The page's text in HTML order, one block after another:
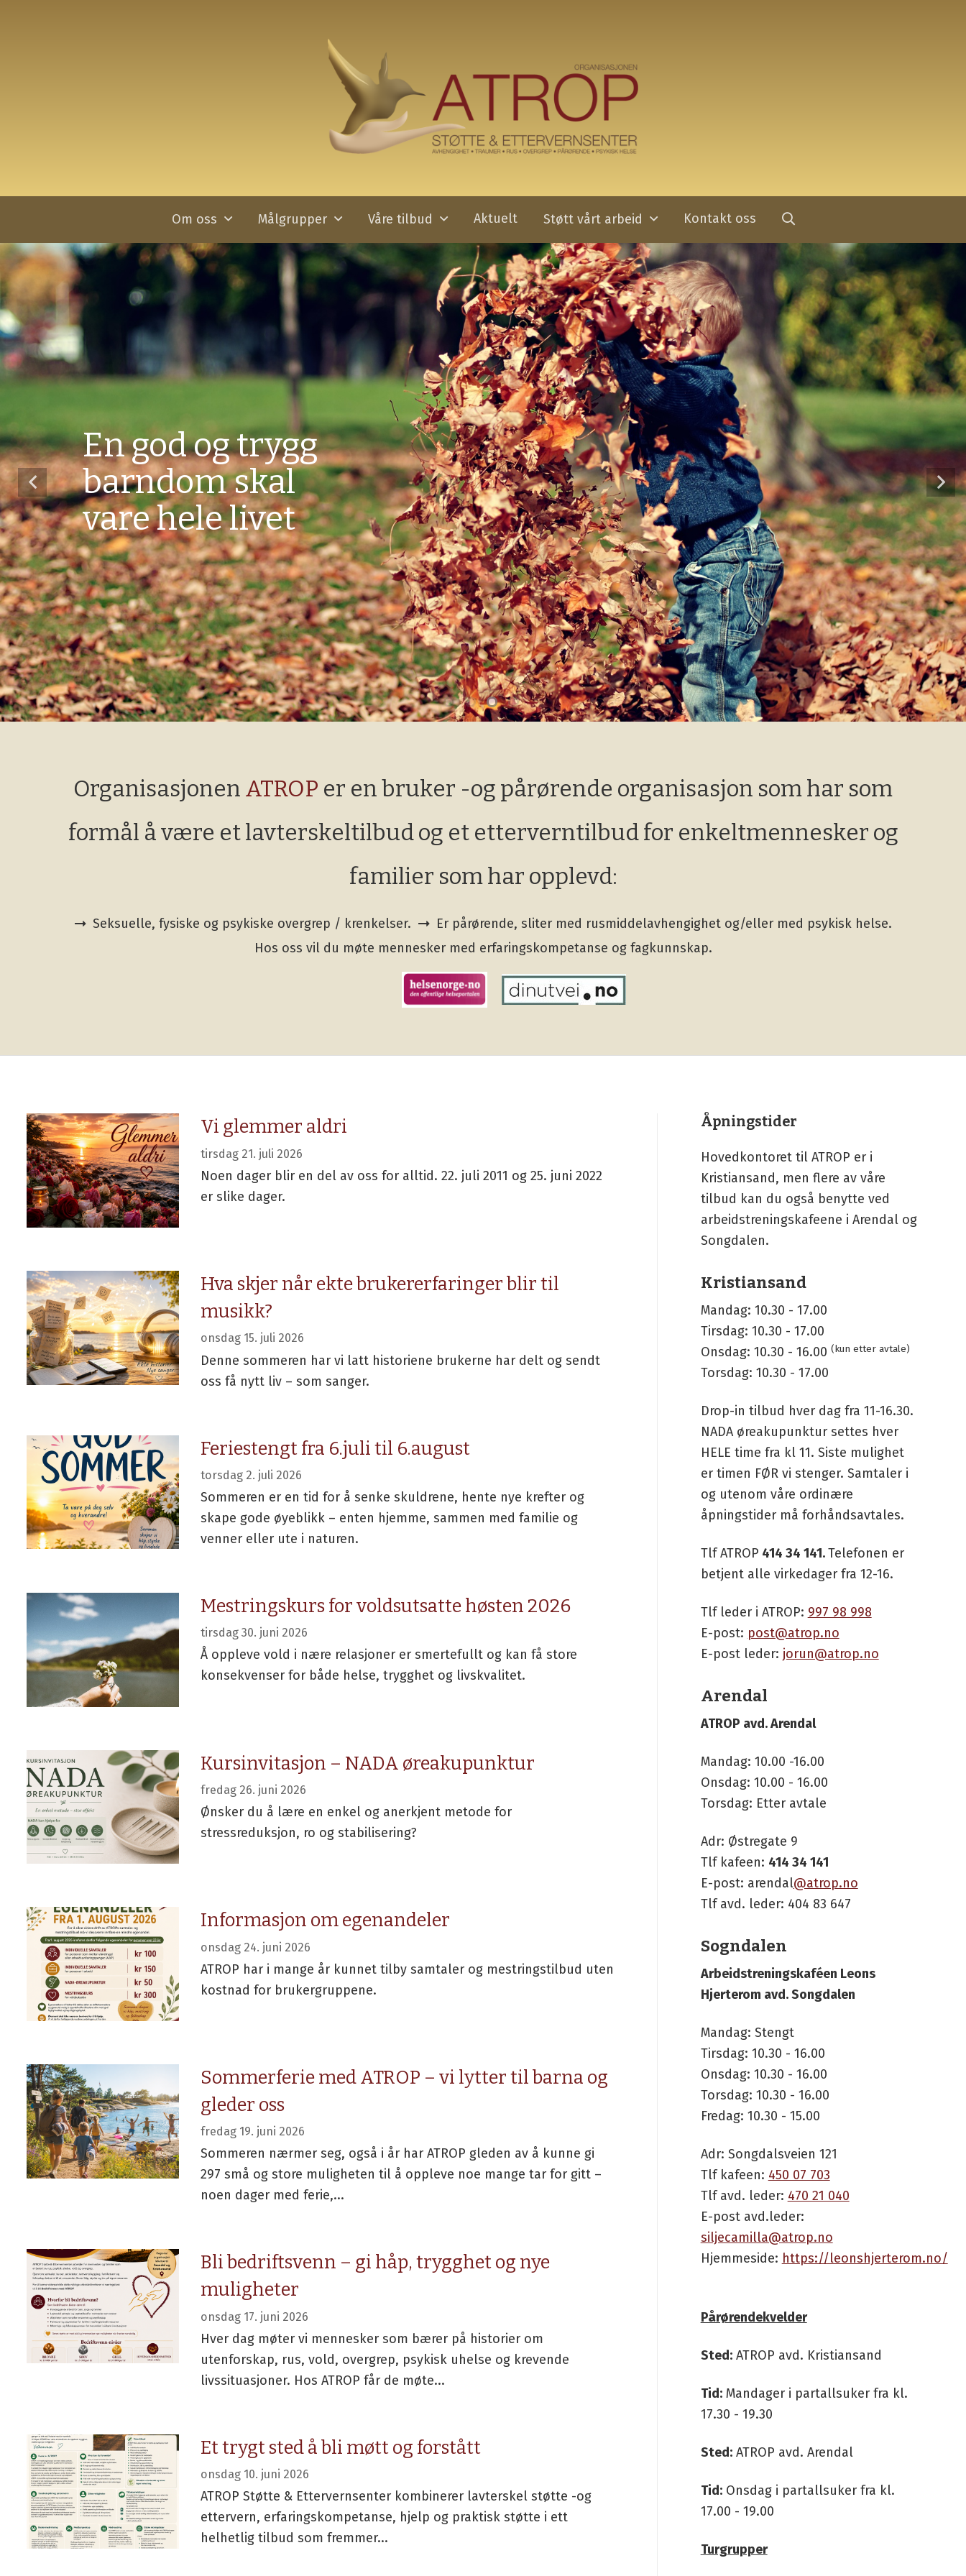
Om oss Målgrupper Våre tilbud Aktuelt Støtt vårt arbeid Kontakt oss
En god og trygg
barndom skal
vare hele livet
Organisasjonen ATROP er en bruker -og pårørende organisasjon som har som
formål å være et lavterskeltilbud og et etterverntilbud for enkeltmennesker og
familier som har opplevd:
Seksuelle, fysiske og psykiske overgrep / krenkelser.
Er pårørende, sliter med rusmiddelavhengighet og/eller med psykisk helse.
Hos oss vil du møte mennesker med erfaringskompetanse og fagkunnskap.
Vi glemmer aldri
tirsdag 21. juli 2026
Noen dager blir en del av oss for alltid. 22. juli 2011 og 25. juni 2022
er slike dager.
Hva skjer når ekte brukererfaringer blir til
musikk?
onsdag 15. juli 2026
Denne sommeren har vi latt historiene brukerne har delt og sendt
oss få nytt liv – som sanger.
Feriestengt fra 6.juli til 6.august
torsdag 2. juli 2026
Sommeren er en tid for å senke skuldrene, hente nye krefter og
skape gode øyeblikk – enten hjemme, sammen med familie og
venner eller ute i naturen.
Mestringskurs for voldsutsatte høsten 2026
tirsdag 30. juni 2026
Å oppleve vold i nære relasjoner er smertefullt og kan få store
konsekvenser for både helse, trygghet og livskvalitet.
Kursinvitasjon – NADA øreakupunktur
fredag 26. juni 2026
Ønsker du å lære en enkel og anerkjent metode for
stressreduksjon, ro og stabilisering?
Informasjon om egenandeler
onsdag 24. juni 2026
ATROP har i mange år kunnet tilby samtaler og mestringstilbud uten
kostnad for brukergruppene.
Sommerferie med ATROP – vi lytter til barna og
gleder oss
fredag 19. juni 2026
Sommeren nærmer seg, også i år har ATROP gleden av å kunne gi
297 små og store muligheten til å oppleve noe mange tar for gitt –
noen dager med ferie,...
Bli bedriftsvenn – gi håp, trygghet og nye
muligheter
onsdag 17. juni 2026
Hver dag møter vi mennesker som bærer på historier om
utenforskap, rus, vold, overgrep, psykisk uhelse og krevende
livssituasjoner. Hos ATROP får de møte...
Et trygt sted å bli møtt og forstått
onsdag 10. juni 2026
ATROP Støtte & Ettervernsenter kombinerer lavterskel støtte -og
ettervern, erfaringskompetanse, hjelp og praktisk støtte i ett
helhetlig tilbud som fremmer...
Åpningstider
Hovedkontoret til ATROP er i
Kristiansand, men flere av våre
tilbud kan du også benytte ved
arbeidstreningskafeene i Arendal og
Songdalen.
Kristiansand
Mandag: 10.30 - 17.00
Tirsdag: 10.30 - 17.00
Onsdag: 10.30 - 16.00 (kun etter avtale)
Torsdag: 10.30 - 17.00
Drop-in tilbud hver dag fra 11-16.30.
NADA øreakupunktur settes hver
HELE time fra kl 11. Siste mulighet
er timen FØR vi stenger. Samtaler i
og utenom våre ordinære
åpningstider må forhåndsavtales.
Tlf ATROP 414 34 141.Telefonen er
betjent alle virkedager fra 12-16.
Tlf leder i ATROP: 997 98 998
E-post: post@atrop.no
E-post leder: jorun@atrop.no
Arendal
ATROP avd. Arendal
Mandag: 10.00 -16.00
Onsdag: 10.00 - 16.00
Torsdag: Etter avtale
Adr: Østregate 9
Tlf kafeen: 414 34 141
E-post: arendal@atrop.no
Tlf avd. leder: 404 83 647
Sogndalen
Arbeidstreningskaféen Leons
Hjerterom avd. Songdalen
Mandag: Stengt
Tirsdag: 10.30 - 16.00
Onsdag: 10.30 - 16.00
Torsdag: 10.30 - 16.00
Fredag: 10.30 - 15.00
Adr: Songdalsveien 121
Tlf kafeen: 450 07 703
Tlf avd. leder: 470 21 040
E-post avd.leder:
siljecamilla@atrop.no
Hjemmeside: https://leonshjerterom.no/
Pårørendekvelder
Sted:ATROP avd. Kristiansand
Tid:Mandager i partallsuker fra kl.
17.30 - 19.30
Sted:ATROP avd. Arendal
Tid:Onsdag i partallsuker fra kl.
17.00 - 19.00
Turgrupper